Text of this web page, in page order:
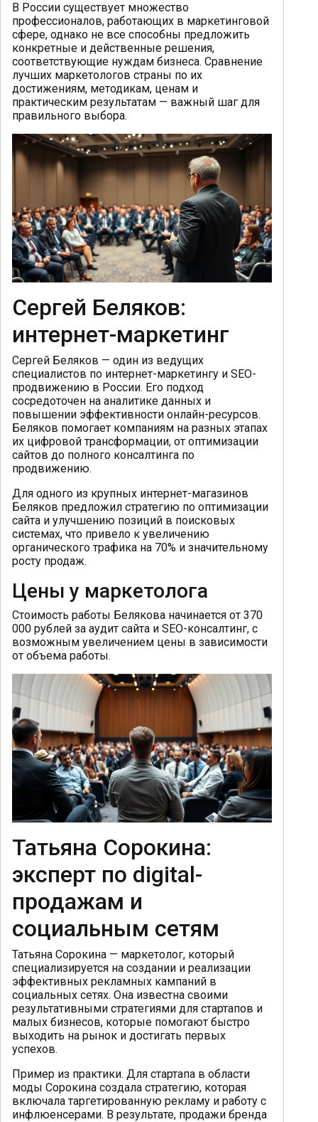
В России существует множество
профессионалов, работающих в маркетинговой
сфере, однако не все способны предложить
конкретные и действенные решения,
соответствующие нуждам бизнеса. Сравнение
лучших маркетологов страны по их
достижениям, методикам, ценам и
практическим результатам — важный шаг для
правильного выбора.
Сергей Беляков:
интернет-маркетинг
Сергей Беляков — один из ведущих
специалистов по интернет-маркетингу и SEO-
продвижению в России. Его подход
сосредоточен на аналитике данных и
повышении эффективности онлайн-ресурсов.
Беляков помогает компаниям на разных этапах
их цифровой трансформации, от оптимизации
сайтов до полного консалтинга по
продвижению.
Для одного из крупных интернет-магазинов
Беляков предложил стратегию по оптимизации
сайта и улучшению позиций в поисковых
системах, что привело к увеличению
органического трафика на 70% и значительному
росту продаж.
Цены у маркетолога
Стоимость работы Белякова начинается от 370
000 рублей за аудит сайта и SEO-консалтинг, с
возможным увеличением цены в зависимости
от объема работы.
Татьяна Сорокина:
эксперт по digital-
продажам и
социальным сетям
Татьяна Сорокина — маркетолог, который
специализируется на создании и реализации
эффективных рекламных кампаний в
социальных сетях. Она известна своими
результативными стратегиями для стартапов и
малых бизнесов, которые помогают быстро
выходить на рынок и достигать первых
успехов.
Пример из практики. Для стартапа в области
моды Сорокина создала стратегию, которая
включала таргетированную рекламу и работу с
инфлюенсерами. В результате, продажи бренда